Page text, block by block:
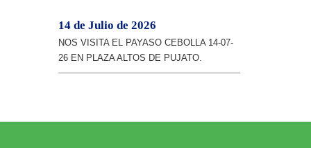
14 de Julio de 2026
NOS VISITA EL PAYASO CEBOLLA 14-07-
26 EN PLAZA ALTOS DE PUJATO.